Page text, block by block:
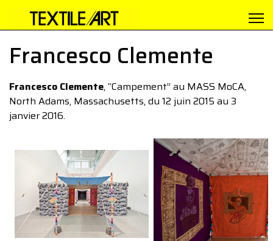
Francesco Clemente
Francesco Clemente, “Campement” au MASS MoCA,
North Adams, Massachusetts, du 12 juin 2015 au 3
janvier 2016.